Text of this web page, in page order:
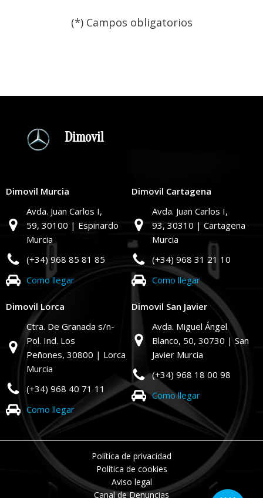
(*) Campos obligatorios
Dimovil
Dimovil Murcia
Avda. Juan Carlos I,
59, 30100 | Espinardo
Murcia
(+34) 968 85 81 85
Como llegar
Dimovil Cartagena
Avda. Juan Carlos I,
93, 30310 | Cartagena
Murcia
(+34) 968 31 21 10
Como llegar
Dimovil Lorca
Ctra. De Granada s/n-
Pol. Ind. Los
Peñones, 30800 | Lorca
Murcia
(+34) 968 40 71 11
Como llegar
Dimovil San Javier
Avda. Miguel Ángel
Blanco, 50, 30730 | San
Javier Murcia
(+34) 968 18 00 98
Como llegar
Política de privacidad
Política de cookies
Aviso legal
Canal de Denuncias